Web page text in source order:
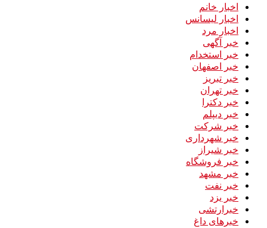
اخبار خانم
اخبار لیسانس
اخبار مرد
خبر آگهی
خبر استخدام
خبر اصفهان
خبر تبریز
خبر تهران
خبر دکترا
خبر دیپلم
خبر شرکت
خبر شهرداری
خبر شیراز
خبر فروشگاه
خبر مشهد
خبر نفت
خبر یزد
خبرارتشی
خبرهای داغ